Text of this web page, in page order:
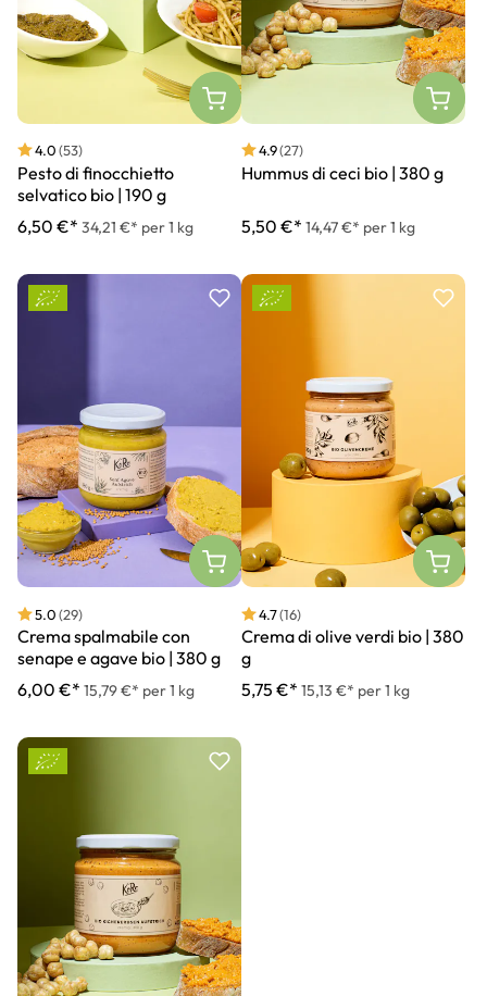
4.0(53)
Pesto di finocchietto
selvatico bio | 190 g
6,50 €* 34,21 €* per 1 kg
4.9(27)
Hummus di ceci bio | 380 g
5,50 €* 14,47 €* per 1 kg
5.0(29)
Crema spalmabile con
senape e agave bio | 380 g
6,00 €* 15,79 €* per 1 kg
4.7(16)
Crema di olive verdi bio | 380
g
5,75 €* 15,13 €* per 1 kg